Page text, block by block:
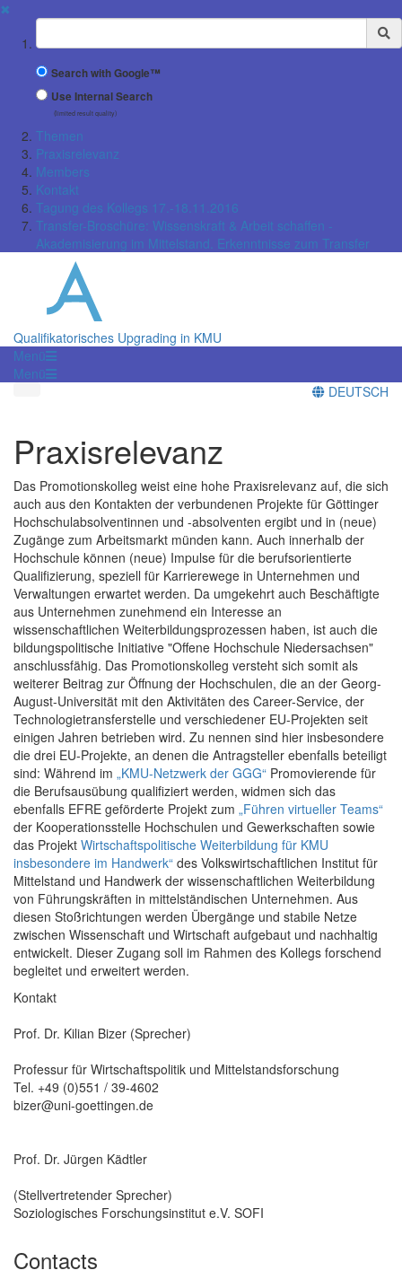
✖
Suchbegriff
Search with Google™
Use Internal Search
(limited result quality)
Themen
Praxisrelevanz
Members
Kontakt
Tagung des Kollegs 17.-18.11.2016
Transfer-Broschüre: Wissenskraft & Arbeit schaffen -
Akademisierung im Mittelstand. Erkenntnisse zum Transfer
Qualifikatorisches Upgrading in KMU
Menü
Menü
DEUTSCH
Praxisrelevanz
Das Promotionskolleg weist eine hohe Praxisrelevanz auf, die sich
auch aus den Kontakten der verbundenen Projekte für Göttinger
Hochschulabsolventinnen und -absolventen ergibt und in (neue)
Zugänge zum Arbeitsmarkt münden kann. Auch innerhalb der
Hochschule können (neue) Impulse für die berufsorientierte
Qualifizierung, speziell für Karrierewege in Unternehmen und
Verwaltungen erwartet werden. Da umgekehrt auch Beschäftigte
aus Unternehmen zunehmend ein Interesse an
wissenschaftlichen Weiterbildungsprozessen haben, ist auch die
bildungspolitische Initiative "Offene Hochschule Niedersachsen"
anschlussfähig. Das Promotionskolleg versteht sich somit als
weiterer Beitrag zur Öffnung der Hochschulen, die an der Georg-
August-Universität mit den Aktivitäten des Career-Service, der
Technologietransferstelle und verschiedener EU-Projekten seit
einigen Jahren betrieben wird. Zu nennen sind hier insbesondere
die drei EU-Projekte, an denen die Antragsteller ebenfalls beteiligt
sind: Während im „KMU-Netzwerk der GGG“ Promovierende für
die Berufsausübung qualifiziert werden, widmen sich das
ebenfalls EFRE geförderte Projekt zum „Führen virtueller Teams“
der Kooperationsstelle Hochschulen und Gewerkschaften sowie
das Projekt Wirtschaftspolitische Weiterbildung für KMU
insbesondere im Handwerk“ des Volkswirtschaftlichen Institut für
Mittelstand und Handwerk der wissenschaftlichen Weiterbildung
von Führungskräften in mittelständischen Unternehmen. Aus
diesen Stoßrichtungen werden Übergänge und stabile Netze
zwischen Wissenschaft und Wirtschaft aufgebaut und nachhaltig
entwickelt. Dieser Zugang soll im Rahmen des Kollegs forschend
begleitet und erweitert werden.
Kontakt
Prof. Dr. Kilian Bizer (Sprecher)
Professur für Wirtschaftspolitik und Mittelstandsforschung
Tel. +49 (0)551 / 39-4602
bizer@uni-goettingen.de
Prof. Dr. Jürgen Kädtler
(Stellvertretender Sprecher)
Soziologisches Forschungsinstitut e.V. SOFI
Contacts